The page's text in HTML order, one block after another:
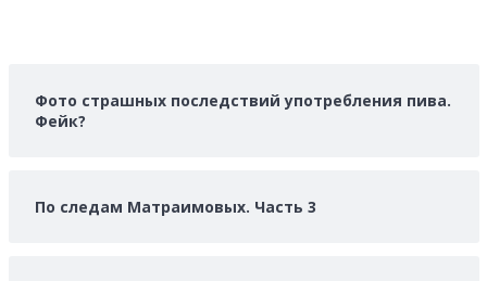
Фото страшных последствий употребления пива.
Фейк?
По следам Матраимовых. Часть 3